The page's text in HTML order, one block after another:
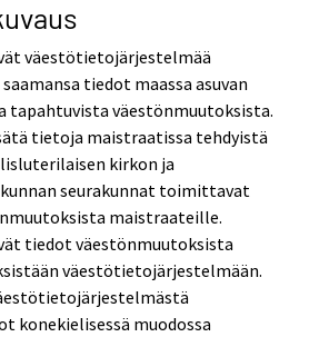
väestötietojärjestelmää
tiedot maassa asuvan
tapahtuvista väestönmuutoksista.
tietoja maistraatissa tehdyistä
kirkon ja
seurakunnat toimittavat
maistraateille.
tiedot väestönmuutoksista
väestötietojärjestelmään.
konekielisessä muodossa